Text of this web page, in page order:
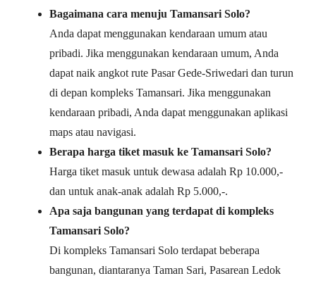
Bagaimana cara menuju Tamansari Solo?
Anda dapat menggunakan kendaraan umum atau
pribadi. Jika menggunakan kendaraan umum, Anda
dapat naik angkot rute Pasar Gede-Sriwedari dan turun
di depan kompleks Tamansari. Jika menggunakan
kendaraan pribadi, Anda dapat menggunakan aplikasi
maps atau navigasi.
Berapa harga tiket masuk ke Tamansari Solo?
Harga tiket masuk untuk dewasa adalah Rp 10.000,-
dan untuk anak-anak adalah Rp 5.000,-.
Apa saja bangunan yang terdapat di kompleks
Tamansari Solo?
Di kompleks Tamansari Solo terdapat beberapa
bangunan, diantaranya Taman Sari, Pasarean Ledok